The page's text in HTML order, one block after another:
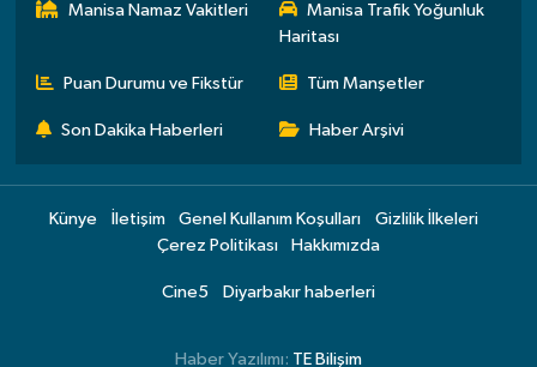
Manisa Namaz Vakitleri
Manisa Trafik Yoğunluk
Haritası
Puan Durumu ve Fikstür Tüm Manşetler
Son Dakika Haberleri Haber Arşivi
Künye İletişim Genel Kullanım Koşulları
Gizlilik İlkeleri
Çerez Politikası
Hakkımızda
Cine5 Diyarbakır haberleri
Haber Yazılımı: TE Bilişim